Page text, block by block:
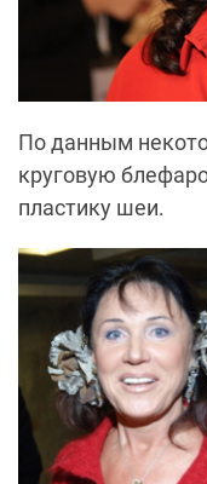
По данным
круговую
пластику шеи.